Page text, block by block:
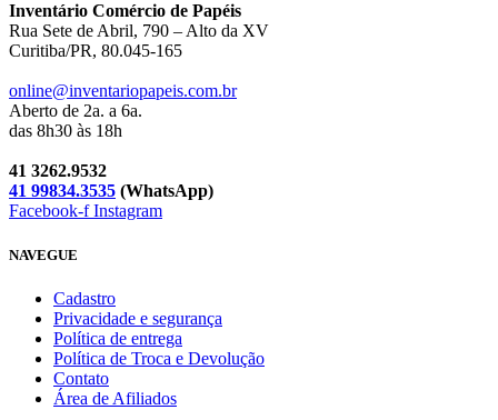
Inventário Comércio de Papéis
Rua Sete de Abril, 790 – Alto da XV
Curitiba/PR, 80.045-165
online@inventariopapeis.com.br
Aberto de 2a. a 6a.
das 8h30 às 18h
41 3262.9532
41 99834.3535 (WhatsApp)
Facebook-f Instagram
NAVEGUE
Cadastro
Privacidade e segurança
Política de entrega
Política de Troca e Devolução
Contato
Área de Afiliados